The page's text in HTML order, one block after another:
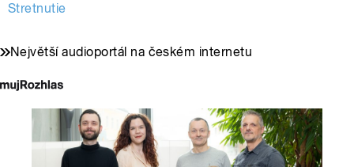
Stretnutie
Největší audioportál na českém internetu